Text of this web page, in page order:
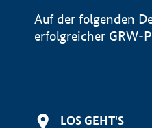
Auf der folgenden
erfolgreicher GRW-
LOS GEHT'S